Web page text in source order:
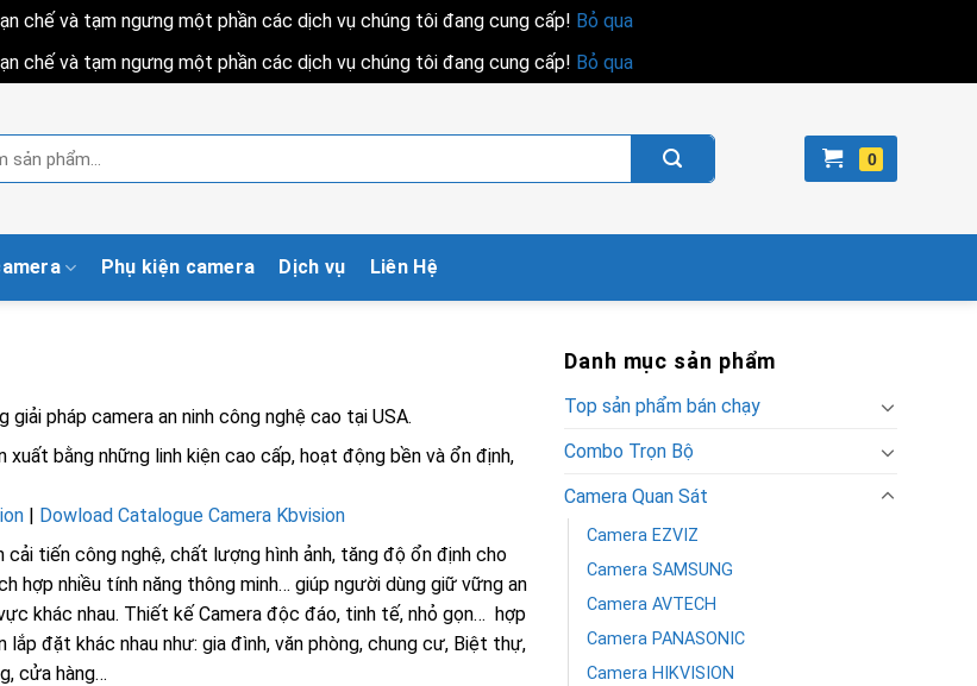
chế và tạm ngưng một phần các dịch vụ chúng tôi đang cung cấp! Bỏ qua
chế và tạm ngưng một phần các dịch vụ chúng tôi đang cung cấp! Bỏ qua
Phụ kiện camera Dịch vụ Liên Hệ
pháp camera an ninh công nghệ cao tại USA.
xuất bằng những linh kiện cao cấp, hoạt động bền và ổn định,
| Dowload Catalogue Camera Kbvision
cải tiến công nghệ, chất lượng hình ảnh, tăng độ ổn định cho
hợp nhiều tính năng thông minh… giúp người dùng giữ vững an
khác nhau. Thiết kế Camera độc đáo, tinh tế, nhỏ gọn… hợp
lắp đặt khác nhau như: gia đình, văn phòng, chung cư, Biệt thự,
cửa hàng…
Danh mục sản phẩm
Top sản phẩm bán chạy
Combo Trọn Bộ
Camera Quan Sát
Camera EZVIZ
Camera SAMSUNG
Camera AVTECH
Camera PANASONIC
Camera HIKVISION